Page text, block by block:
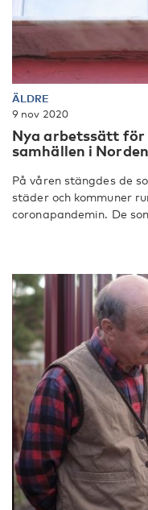
ÄLDRE
9 nov 2020
Nya arbetssätt för
samhällen i
På våren stängdes de
städer och kommuner
coronapandemin. De